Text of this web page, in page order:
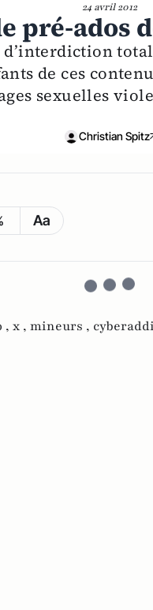
24 avril 2012
pré-ados
de ces
sexuelles
Christian Spitz
Aa
, x , mineurs ,